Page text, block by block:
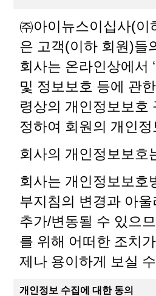
㈜아이뉴스이십사(이
은 고객(이하 회원)들
회사는 온라인상에서
및 정보보호 등에 관
령상의 개인정보보호
정하여 회원의 개인
회사의 개인정보보호
회사는 개인정보보호
부지침의 변경과 아
추가/변동될 수 있으
를 위해 어떠한 조치
제나 용이하게 보실
개인정보 수집에 대한 동의